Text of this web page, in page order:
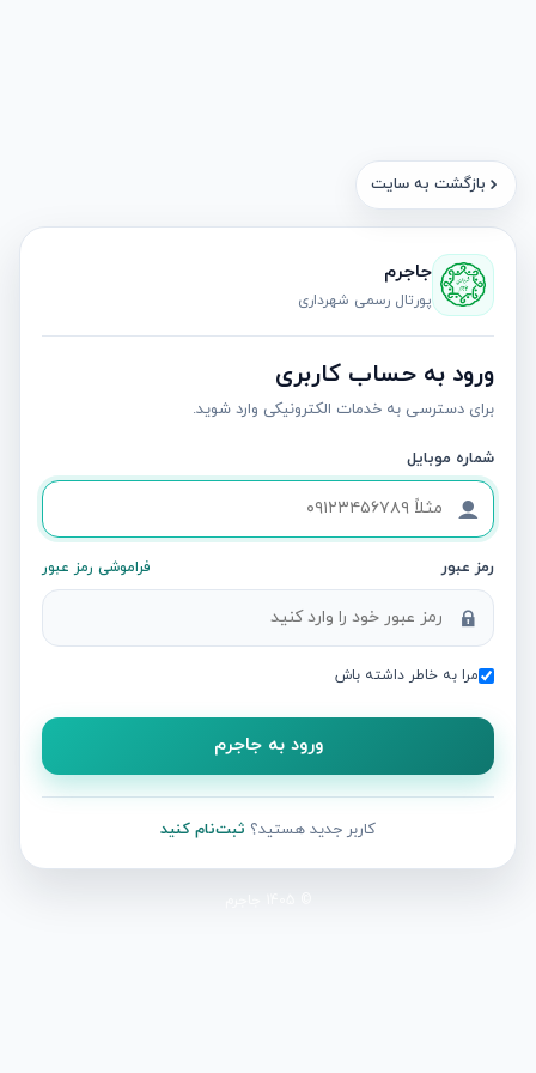
بازگشت به سایت
جاجرم
پورتال رسمی شهرداری
ورود به حساب کاربری
برای دسترسی به خدمات الکترونیکی وارد شوید.
شماره موبایل
رمز عبور فراموشی رمز عبور
مرا به خاطر داشته باش
ورود به جاجرم
کاربر جدید هستید؟ ثبت‌نام کنید